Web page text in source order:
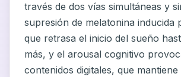
través de dos vías simultáneas y
supresión de melatonina inducida
que retrasa el inicio del sueño
más, y el arousal cognitivo
contenidos digitales, que mantiene